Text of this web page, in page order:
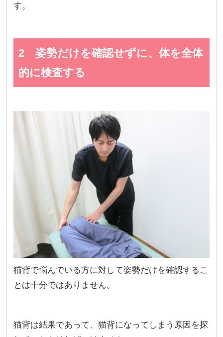
す。
2 姿勢だけを確認せずに、体を全体
的に検査する
猫背で悩んでいる方に対して姿勢だけを確認するこ
とは十分ではありません。
猫背は結果であって、猫背になってしまう原因を探